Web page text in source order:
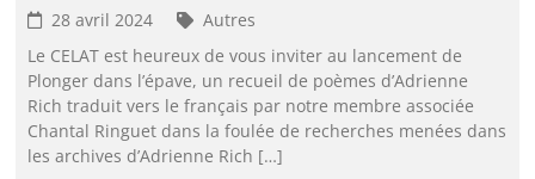
28 avril 2024
Autres
Le CELAT est heureux de vous inviter au lancement de
Plonger dans l’épave, un recueil de poèmes d’Adrienne
Rich traduit vers le français par notre membre associée
Chantal Ringuet dans la foulée de recherches menées dans
les archives d’Adrienne Rich […]